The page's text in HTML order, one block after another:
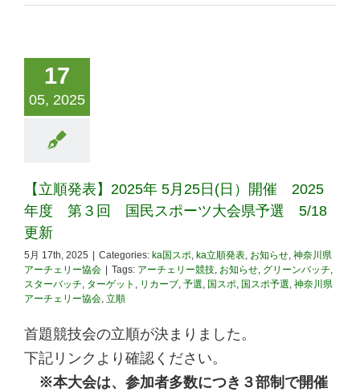
17
05, 2025
【立順発表】2025年 5月25日(日）開催 2025
年度 第３回 国民スポーツ大会県予選 5/18
更新
5月 17th, 2025 Categories: ka国スポ, ka立順発表, お知らせ, 神奈川県
アーチェリー協会
Tags: アーチェリー競技, お知らせ, グリーンバッチ,
スターバッチ, ターゲット , リカーブ, 予選, 国スポ, 国スポ予選, 神奈川県
アーチェリー協会, 立順
首題競技会の立順が決まりました。
下記リンクより確認ください。
※本大会は、参加者多数につき３部制で開催